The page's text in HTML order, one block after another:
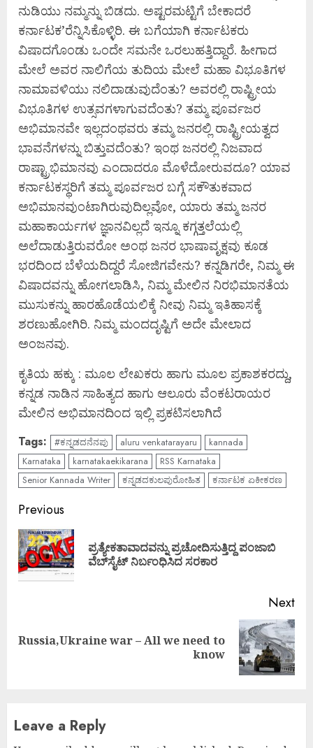
ನುಡಿಯು ನಮ್ಮನ್ನು ಬಿಡದು. ಅಷ್ಟರಮಟ್ಟಿಗೆ ಬೇಕಾದರೆ
ಕರ್ನಾಟಕ’ರೆನ್ನಿಸಿಕೊಳ್ಳಿರಿ. ಈ ಬಗೆಯಾಗಿ ಕರ್ನಾಟಕರು
ವಿಷಾದಗೊಂಡು ಒಂದೇ ಸಮನೇ ಒರಲುಹತ್ತಿದ್ದಾರೆ. ಹೀಗಾದ
ಮೇಲೆ ಅವರ ನಾಲಿಗೆಯ ತುದಿಯ ಮೇಲೆ ಮಹಾ ವಿಭೂತಿಗಳ
ನಾಮಾವಳಿಯು ನಲಿದಾಡುವುದೆಂತು? ಅವರಲ್ಲಿ ರಾಷ್ಟ್ರೀಯ
ವಿಭೂತಿಗಳ ಉತ್ಸವಗಳಾಗುವದೆಂತು? ತಮ್ಮ ಪೂರ್ವಜರ
ಅಭಿಮಾನವೇ ಇಲ್ಲದಂಥವರು ತಮ್ಮ ಜನರಲ್ಲಿ ರಾಷ್ಟ್ರೀಯತ್ವದ
ಭಾವನೆಗಳನ್ನು ಬಿತ್ತುವದೆಂತು? ಇಂಥ ಜನರಲ್ಲಿ ನಿಜವಾದ
ರಾಷ್ಟ್ರಾಭಿಮಾನವು ಎಂದಾದರೂ ಮೊಳೆದೋರುವದೂ? ಯಾವ
ಕರ್ನಾಟಕಸ್ಥರಿಗೆ ತಮ್ಮ ಪೂರ್ವಜರ ಬಗ್ಗೆ ಸಕೌತುಕವಾದ
ಅಭಿಮಾನವುಂಟಾಗಿರುವುದಿಲ್ಲವೋ, ಯಾರು ತಮ್ಮ ಜನರ
ಮಹಾಕಾರ್ಯಗಳ ಜ್ಞಾನವಿಲ್ಲದೆ ಇನ್ನೂ ಕಗ್ಗತ್ತಲೆಯಲ್ಲಿ
ಅಲೆದಾಡುತ್ತಿರುವರೋ ಅಂಥ ಜನರ ಭಾಷಾವೃಕ್ಷವು ಕೂಡ
ಭರದಿಂದ ಬೆಳೆಯದಿದ್ದರೆ ಸೋಜಿಗವೇನು? ಕನ್ನಡಿಗರೇ, ನಿಮ್ಮ ಈ
ವಿಷಾದವನ್ನು ಹೋಗಲಾಡಿಸಿ, ನಿಮ್ಮ ಮೇಲಿನ ನಿರಭಿಮಾನತೆಯ
ಮುಸುಕನ್ನು ಹಾರಹೊಡೆಯಲಿಕ್ಕೆ ನೀವು ನಿಮ್ಮ ಇತಿಹಾಸಕ್ಕೆ
ಶರಣುಹೋಗಿರಿ. ನಿಮ್ಮ ಮಂದದೃಷ್ಟಿಗೆ ಅದೇ ಮೇಲಾದ
ಅಂಜನವು.
ಕೃತಿಯ ಹಕ್ಕು : ಮೂಲ ಲೇಖಕರು ಹಾಗು ಮೂಲ ಪ್ರಕಾಶಕರದ್ದು,
ಕನ್ನಡ ನಾಡಿನ ಸಾಹಿತ್ಯದ ಹಾಗು ಆಲೂರು ವೆಂಕಟರಾಯರ
ಮೇಲಿನ ಅಭಿಮಾನದಿಂದ ಇಲ್ಲಿ ಪ್ರಕಟಿಸಲಾಗಿದೆ
Tags: #ಕನ್ನಡದನೆನಪು aluru venkatarayaru
kannada
Karnataka
karnatakaekikarana
RSS Karnataka
Senior Kannada Writer
ಕನ್ನಡದಕುಲಪುರೋಹಿತ ಕರ್ನಾಟಕ ಏಕೀಕರಣ
Continue
Reading
Previous
ಪ್ರತ್ಯೇಕತಾವಾದವನ್ನು ಪ್ರಚೋದಿಸುತ್ತಿದ್ದ ಪಂಜಾಬಿ
ವೆಬ್‌ಸೈಟ್ ನಿರ್ಬಂಧಿಸಿದ ಸರಕಾರ
Next
Next
Russia,Ukraine war – All we need to
know
Leave a Reply